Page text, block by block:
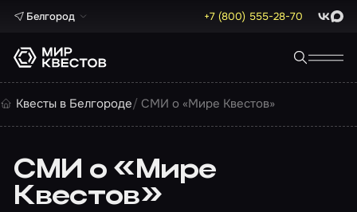
Белгород +7 (800) 555-28-70 Max
Квесты в Белгороде СМИ о «Мире Квестов»
СМИ о «Мире
Квестов»